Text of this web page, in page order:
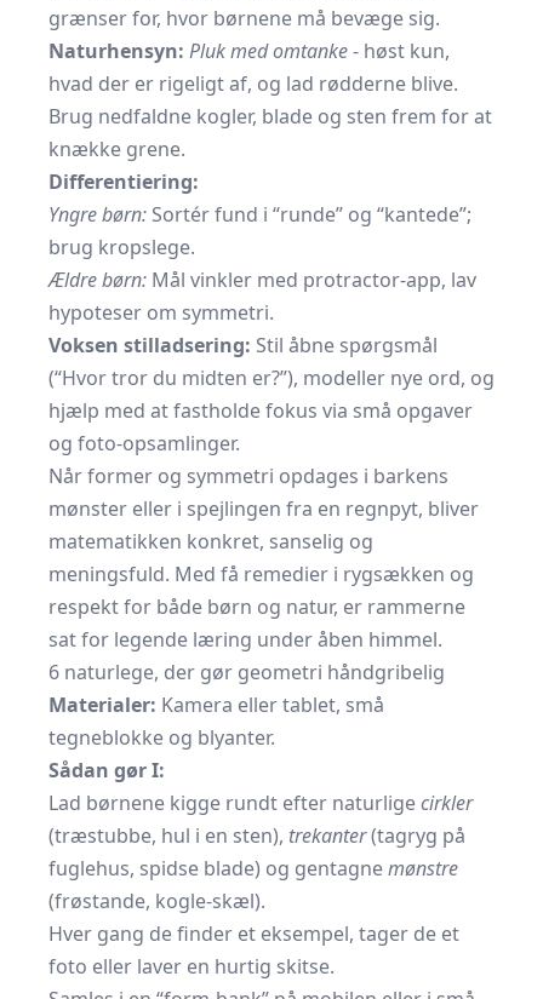
grænser for, hvor børnene må bevæge sig.
Naturhensyn: Pluk med omtanke- høst kun,
hvad der er rigeligt af, og lad rødderne blive.
Brug nedfaldne kogler, blade og sten frem for at
knække grene.
Differentiering:
Yngre børn: Sortér fund i “runde” og “kantede”;
brug kropslege.
Ældre børn: Mål vinkler med protractor-app, lav
hypoteser om symmetri.
Voksen stilladsering: Stil åbne spørgsmål
(“Hvor tror du midten er?”), modeller nye ord, og
hjælp med at fastholde fokus via små opgaver
og foto-opsamlinger.
Når former og symmetri opdages i barkens
mønster eller i spejlingen fra en regnpyt, bliver
matematikken konkret, sanselig og
meningsfuld. Med få remedier i rygsækken og
respekt for både børn og natur, er rammerne
sat for legende læring under åben himmel.
6 naturlege, der gør geometri håndgribelig
Materialer: Kamera eller tablet, små
tegneblokke og blyanter.
Sådan gør I:
Lad børnene kigge rundt efter naturligecirkler
(træstubbe, hul i en sten), trekanter(tagryg på
fuglehus, spidse blade) og gentagnemønstre
(frøstande, kogle-skæl).
Hver gang de finder et eksempel, tager de et
foto eller laver en hurtig skitse.